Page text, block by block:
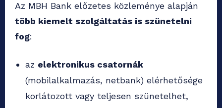
Az MBH Bank előzetes közleménye alapján
több kiemelt szolgáltatás is szünetelni
fog:
az elektronikus csatornák
(mobilalkalmazás, netbank) elérhetősége
korlátozott vagy teljesen szünetelhet,